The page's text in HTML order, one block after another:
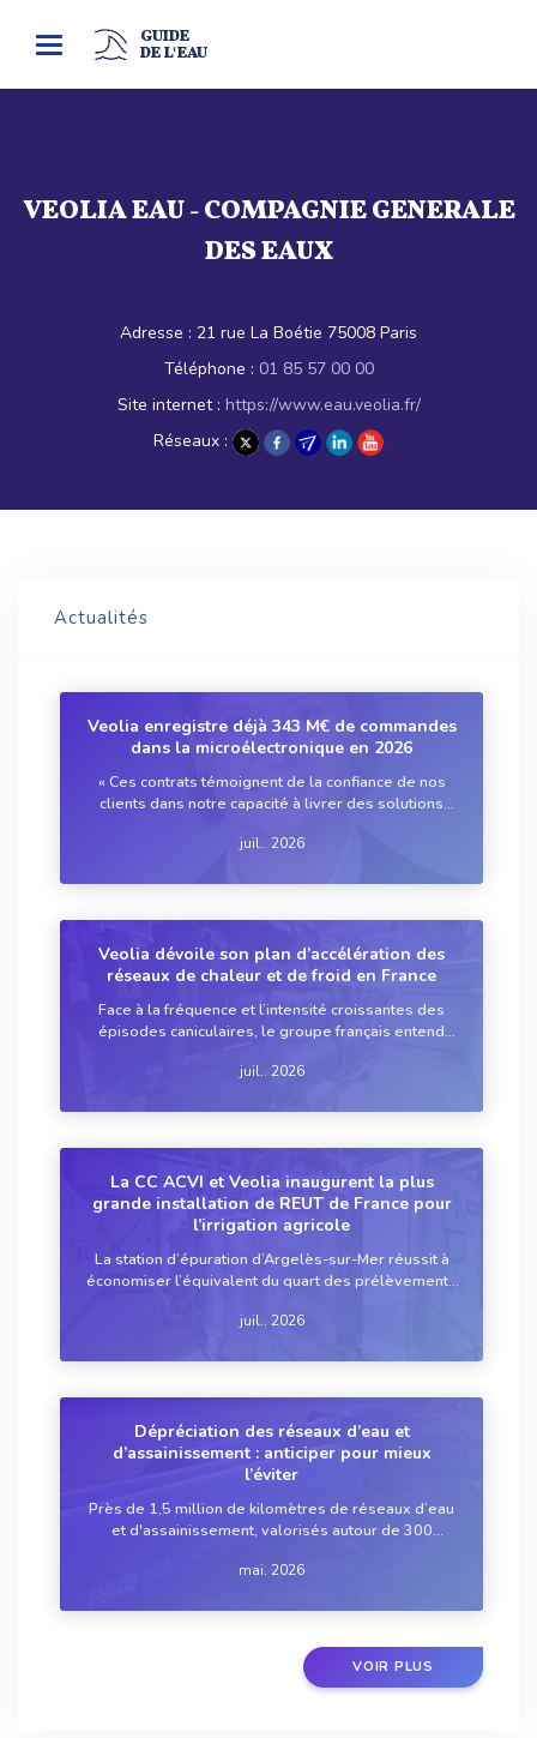
Toggle
GUIDE
DE L'EAU
VEOLIA EAU - COMPAGNIE GENERALE
DES EAUX
Adresse : 21 rue La Boétie 75008 Paris
Téléphone : 01 85 57 00 00
Site internet : https://www.eau.veolia.fr/
Réseaux :
Actualités
Veolia enregistre déjà 343 M€ de commandes
dans la microélectronique en 2026
« Ces contrats témoignent de la confiance de nos
clients dans notre capacité à livrer des solutions
Guennec, directrice générale des activités
juil.. 2026
Veolia dévoile son plan d’accélération des
réseaux de chaleur et de froid en France
Face à la fréquence et l’intensité croissantes des
épisodes caniculaires, le groupe français entend
essentielle de l’adaptation des villes au
juil.. 2026
La CC ACVI et Veolia inaugurent la plus
grande installation de REUT de France pour
l’irrigation agricole
La station d’épuration d’Argelès-sur-Mer réussit à
économiser l’équivalent du quart des prélèvements
grande installation de réutilisation des eaux usées
juil.. 2026
Dépréciation des réseaux d’eau et
d’assainissement : anticiper pour mieux
l’éviter
Près de 1,5 million de kilomètres de réseaux d’eau
et d'assainissement, valorisés autour de 300
et des aléas climatiques. Entre budgets contraints et
mai. 2026
VOIR PLUS